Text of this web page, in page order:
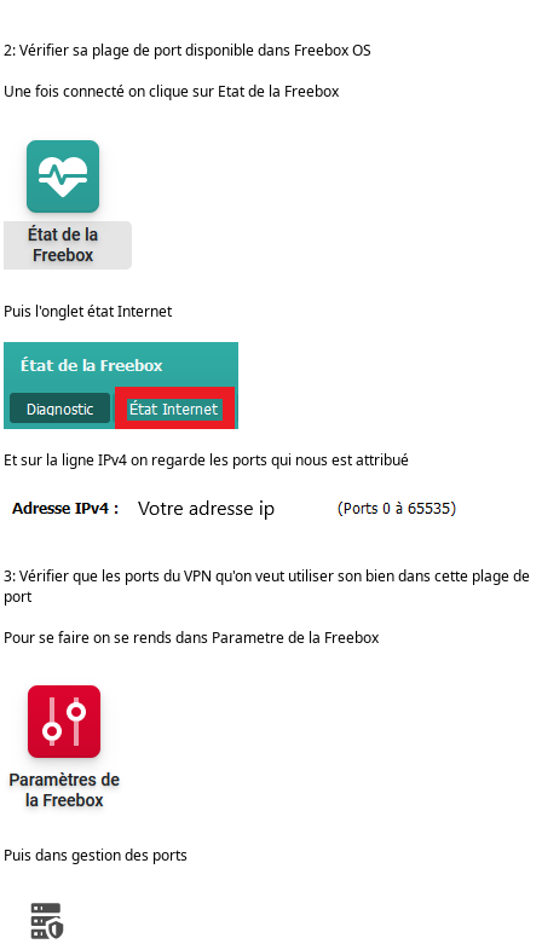
2: Vérifier sa plage de port disponible dans Freebox OS
Une fois connecté on clique sur Etat de la Freebox
Puis l'onglet état Internet
Et sur la ligne IPv4 on regarde les ports qui nous est attribué
3: Vérifier que les ports du VPN qu'on veut utiliser son bien dans cette plage de
port
Pour se faire on se rends dans Parametre de la Freebox
Puis dans gestion des ports